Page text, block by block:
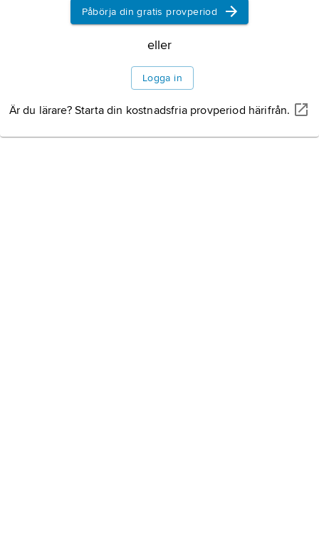
Information om artikeln
Påbörja din gratis provperiod
eller
Logga in
Är du lärare? Starta din kostnadsfria provperiod härifrån.